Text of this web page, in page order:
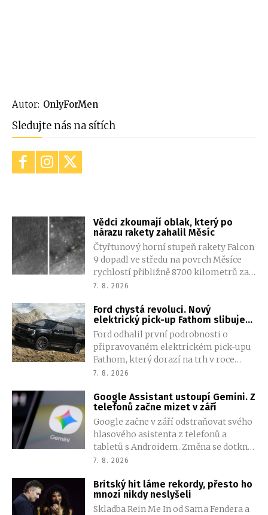
Autor: OnlyForMen
Sledujte nás na sítích
Vědci zkoumají oblak, který po
nárazu rakety zahalil Měsíc
Čtyřtunový horní stupeň rakety Falcon
9 dopadl ve středu na povrch Měsíce
rychlostí přibližně 8700 kilometrů za
hodinu. Samotnou srážku se zachytit
zaznamenal oblak obsahující sodík a
lithium.
7. 8. 2026
Ford chystá revoluci. Nový
elektrický pick-up Fathom slibuje
nízkou cenu i zcela novou výrobní
technologii
Ford odhalil první podrobnosti o
připravovaném elektrickém pick-upu
Fathom, který dorazí na trh v roce
2027. Novinka nebude sázet na velikost
dostupnost, efektivitu a zcela novou
platformu i výrobní proces.
Automobilka slibuje cenu pod 30 tisíc
dolarů, dynamiku sportovního
Mustangu a prostornější kabinu než u
Toyoty RAV4.
7. 8. 2026
Google Assistant ustoupí Gemini. Z
telefonů začne mizet v září
Google začne v září odstraňovat svého
hlasového asistenta z telefonů a
tabletů s Androidem. Změna se dotkne
také chytrých hodinek, sluchátek a
kompatibilních zařízeních převezme
jeho úlohu umělá inteligence Gemini.
7. 8. 2026
Britský hit láme rekordy, přesto ho
mnozí nikdy neslyšeli
Skladba Rein Me In od Sama Fendera a